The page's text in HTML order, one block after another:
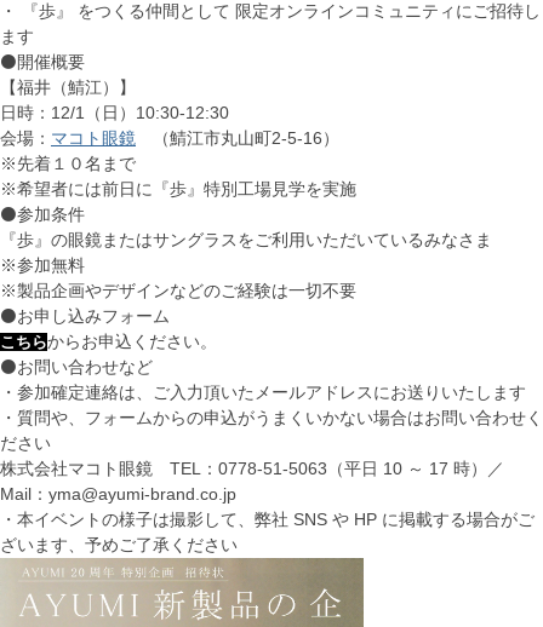
・ 『歩』 をつくる仲間として 限定オンラインコミュニティにご招待し
ます
⚫開催概要
【福井（鯖江）】
日時：12/1（日）10:30-12:30
会場： マコト眼鏡 （鯖江市丸山町2-5-16）
※先着１０名まで
※希望者には前日に『歩』特別工場見学を実施
⚫参加条件
『歩』の眼鏡またはサングラスをご利用いただいているみなさま
※参加無料
※製品企画やデザインなどのご経験は一切不要
⚫お申し込みフォーム
こちらからお申込ください。
⚫お問い合わせなど
・参加確定連絡は、ご入力頂いたメールアドレスにお送りいたします
・質問や、フォームからの申込がうまくいかない場合はお問い合わせく
ださい
株式会社マコト眼鏡 TEL：0778-51-5063（平日 10 ～ 17 時）／
Mail：yma@ayumi-brand.co.jp
・本イベントの様子は撮影して、弊社 SNS や HP に掲載する場合がご
ざいます、予めご了承ください